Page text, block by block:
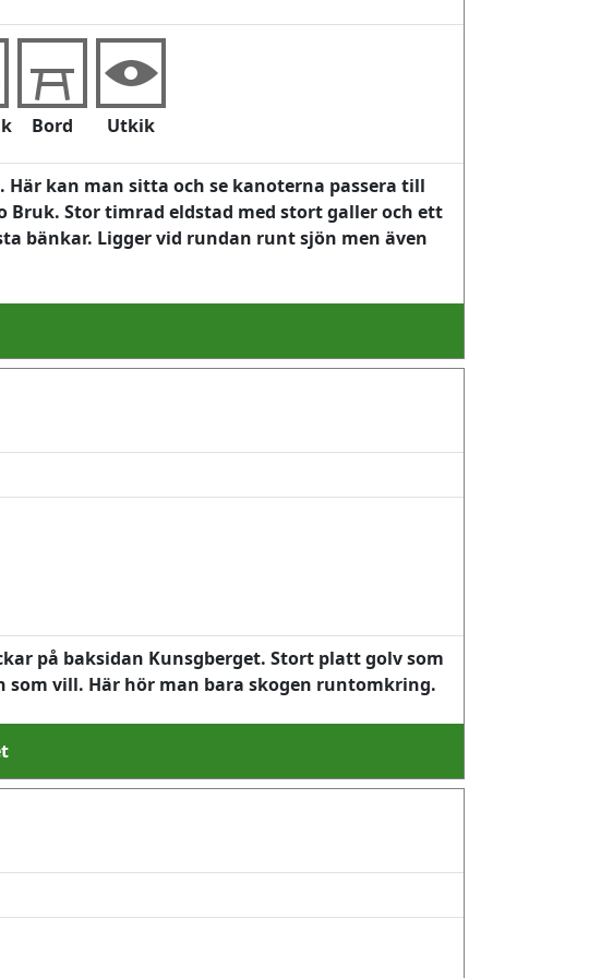
Bord Utkik
kan man sitta och se kanoterna passera till
Stor timrad eldstad med stort galler och ett
bänkar. Ligger vid rundan runt sjön men även
på baksidan Kunsgberget. Stort platt golv som
som vill. Här hör man bara skogen runtomkring.